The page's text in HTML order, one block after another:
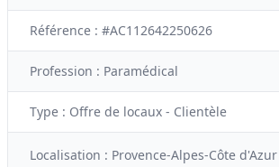
Référence : #AC112642250626
Profession : Paramédical
Type : Offre de locaux - Clientèle
Localisation : Provence-Alpes-Côte d'Azur